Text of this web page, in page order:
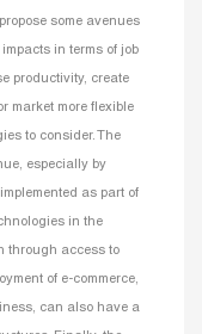
some avenues
in terms of job
productivity, create
market more flexible
to consider. The
especially by
as part of
in the
through access to
of e-commerce,
can also have a